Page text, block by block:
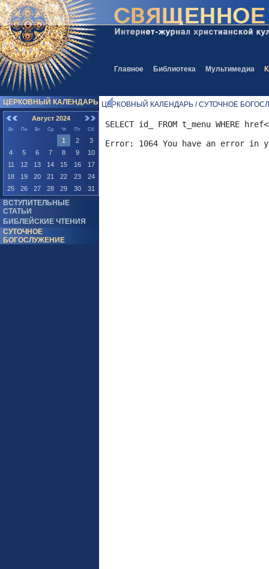
Главное Библиотека Мультимедиа
ЦЕРКОВНЫЙ КАЛЕНДАРЬ
Август 2024
Вс Пн Вт Ср Чт Пт Сб
1 2
3
4
5 6 7 8 9
10
11
12 13 14 15 16
17
18
19 20 21 22 23
24
25
26 27 28 29 30 31
ВСТУПИТЕЛЬНЫЕ
СТАТЬИ
БИБЛЕЙСКИЕ ЧТЕНИЯ
СУТОЧНОЕ
БОГОСЛУЖЕНИЕ
ЦЕРКОВНЫЙ КАЛЕНДАРЬ / СУТОЧНОЕ
SELECT id_ FROM t_menu WHERE